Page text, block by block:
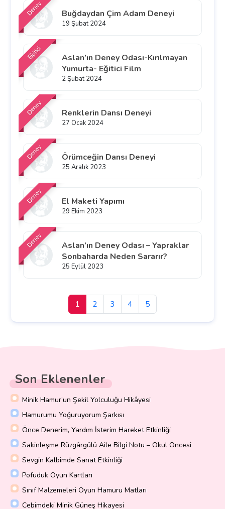
Deney Buğdaydan Çim Adam Deneyi
19 Şubat 2024
Eğitici
Aslan’ın Deney Odası-Kırılmayan
Yumurta- Eğitici Film
2 Şubat 2024
Deney Renklerin Dansı Deneyi
27 Ocak 2024
Deney Örümceğin Dansı Deneyi
25 Aralık 2023
Deney El Maketi Yapımı
29 Ekim 2023
Deney
Aslan’ın Deney Odası – Yapraklar
Sonbaharda Neden Sararır?
25 Eylül 2023
1 2 3 4 5
Son Eklenenler
Minik Hamur’un Şekil Yolculuğu Hikâyesi
Hamurumu Yoğuruyorum Şarkısı
Önce Denerim, Yardım İsterim Hareket Etkinliği
Sakinleşme Rüzgârgülü Aile Bilgi Notu – Okul Öncesi
Sevgin Kalbimde Sanat Etkinliği
Pofuduk Oyun Kartları
Sınıf Malzemeleri Oyun Hamuru Matları
Cebimdeki Minik Güneş Hikayesi